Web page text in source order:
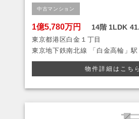
中古マンション
1億5,780万円 14階 1LDK
東京都港区白金１丁目
東京地下鉄南北線
「白金高輪」
物件詳細はこちら